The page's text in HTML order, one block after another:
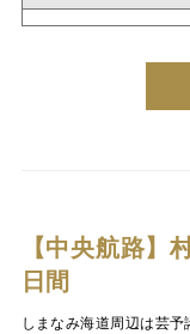
【中央航路】
日間
しまなみ海道周辺は芸